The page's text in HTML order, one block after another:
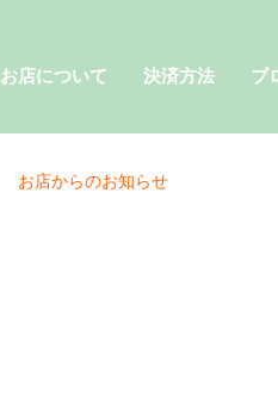
お店について 決済方法 ブ
お店からのお知らせ